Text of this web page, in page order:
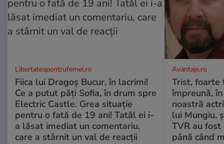
Libertateapentrufemei.ro
Fiica lui Dragoș Bucur, în lacrimi!
Ce a putut păți Sofia, în drum spre
Electric Castle. Grea situație
pentru o fată de 19 ani! Tatăl ei i-
a lăsat imediat un comentariu,
care a stârnit un val de reacții
Avantaje.ro
Trist, foarte
împreună,
noastră
lui Mungiu,
TVR au
până când